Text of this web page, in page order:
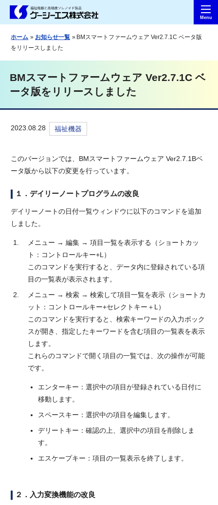
ホーム お知らせ一覧
BMスマートファームウェア Ver2.7.1C ベータ版
をリリースしました
BMスマートファームウェア Ver2.7.1C ベ
ータ版をリリースしました
2023.08.28 福祉機器
このバージョンでは、BMスマートファームウェア Ver2.7.1Bベ
ータ版から以下の変更を行っています。
１．デイリーノートプログラムの改良
デイリーノートの日付一覧ウィンドウに以下のコマンドを追加
しました。
メニュー → 編集 → 項目一覧を表示する（ショートカッ
ト：コントロールキー+L）
このコマンドを実行すると、データ内に登録されている項
目の一覧表が表示されます。
メニュー → 検索 → 検索して項目一覧を表示（ショートカ
ット：コントロールキー+セレクトキー＋L）
このコマンドを実行すると、検索キーワードの入力ボック
スが開き、指定したキーワードを含む項目の一覧表を表示
します。
これらのコマンドで開く項目の一覧では、次の操作が可能
です。
エンターキー：選択中の項目が登録されている日付に
移動します。
スペースキー：選択中の項目を編集します。
デリートキー：確認の上、選択中の項目を削除しま
す。
エスケープキー：項目の一覧表示を終了します。
２．入力変換機能の改良